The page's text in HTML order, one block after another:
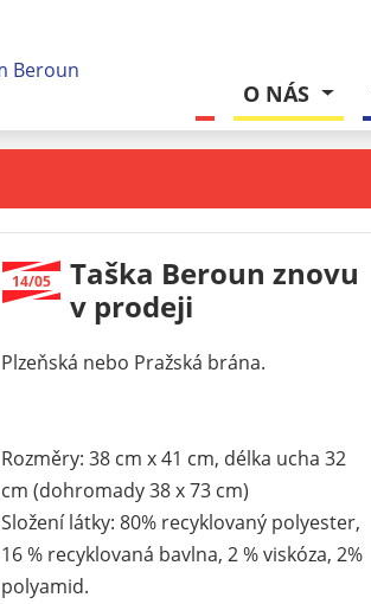
O NÁS
14/05
Taška Beroun znovu
v prodeji
Plzeňská nebo Pražská brána.
Rozměry: 38 cm x 41 cm, délka ucha 32
cm (dohromady 38 x 73 cm)
Složení látky: 80% recyklovaný polyester,
16 % recyklovaná bavlna, 2 % viskóza, 2%
polyamid.